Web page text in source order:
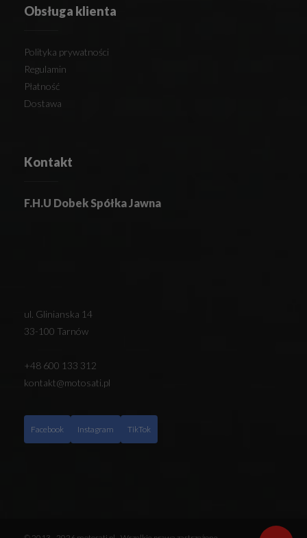
Obsługa klienta
Polityka prywatności
Regulamin
Płatność
Dostawa
Kontakt
F.H.U Dobek Spółka Jawna
ul. Glinianska 14
33-100 Tarnów
+48 600 133 312
kontakt@motosati.pl
Facebook Instagram TikTok